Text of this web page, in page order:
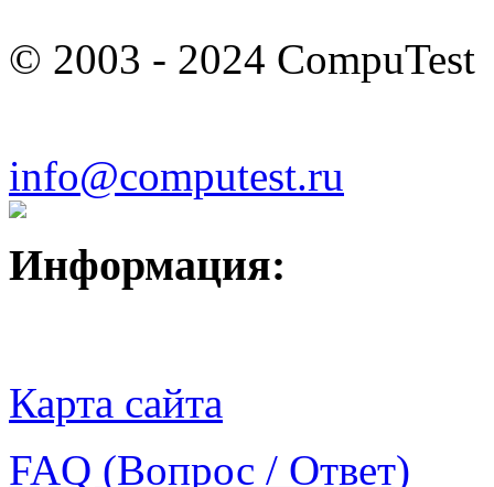
© 2003 - 2024 CompuTest
info@computest.ru
Информация:
Карта сайта
FAQ (Вопрос / Ответ)